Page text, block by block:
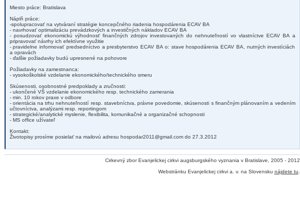
Miesto práce: Bratislava
Náplň práce:
-spolupracovať na vytváraní stratégie koncepčného riadenia hospodárenia ECAV BA
- navrhovať optimalizáciu prevádzkových a investičných nákladov ECAV BA
- posudzovať ekonomickú výhodnosť finančných zdrojov investovaných do nehnuteľností vo vlastníctve ECAV BA a
pripravovať návrhy ich efektívne využitie
- pravidelne informovať predsedníctvo a presbyterstvo ECAV BA o: stave hospodárenia ECAV BA, nutných investíciách
a opravách
- ďalšie požiadavky budú upresnené na pohovore
Požiadavky na zamestnanca:
- vysokoškolské vzdelanie ekonomického/technického smeru
Skúsenosti, osobnostné predpoklady a zručnosti:
- ukončené VŠ vzdelanie ekonomického resp. technického zamerania
- min. 10 rokov praxe v odbore
- orientácia na trhu nehnuteľností resp. stavebníctva, právne povedomie, skúsenosti s finančným plánovaním a vedením
učtovníctva, analýzami resp. reportingom
- strategické/analytické myslenie, flexibilita, komunikačné a organizačné schopnosti
- MS office užívateľ
Kontakt:
Životopisy prosíme posielať na mailovú adresu hospodar2011@gmail.com do 27.3.2012
Cirkevný zbor Evanjelickej cirkvi augsburgského vyznania v Bratislave, 2005 - 2012
Webstránku Evanjelickej cirkvi a. v. na Slovensku nájdete tu